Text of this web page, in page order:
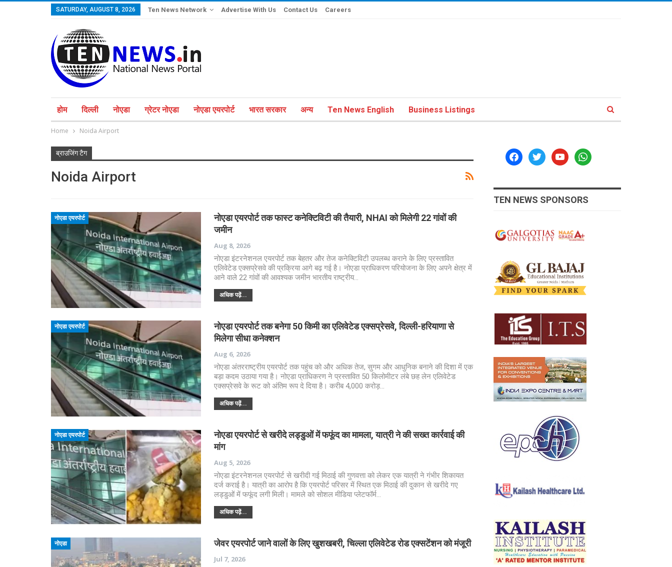
SATURDAY, AUGUST 8, 2026 Ten News Network Advertise With Us Contact Us Careers
होम दिल्ली नोएडा ग्रेटर नोएडा नोएडा एयरपोर्ट भारत सरकार अन्य Ten News English Business Listings
Home Noida Airport
ब्राउजिंग टैग
Noida Airport
नोएडा एयरपोर्ट
नोएडा एयरपोर्ट तक फास्ट कनेक्टिविटी की तैयारी, NHAI को मिलेगी 22 गांवों की
जमीन
Aug 8, 2026
नोएडा इंटरनेशनल एयरपोर्ट तक बेहतर और तेज कनेक्टिविटी उपलब्ध कराने के लिए प्रस्तावित
एलिवेटेड एक्सप्रेसवे की प्रक्रिया आगे बढ़ गई है। नोएडा प्राधिकरण परियोजना के लिए अपने क्षेत्र में
आने वाले 22 गांवों की आवश्यक जमीन भारतीय राष्ट्रीय…
अधिक पढ़ें...
नोएडा एयरपोर्ट
नोएडा एयरपोर्ट तक बनेगा 50 किमी का एलिवेटेड एक्सप्रेसवे, दिल्ली-हरियाणा से
मिलेगा सीधा कनेक्शन
Aug 6, 2026
नोएडा अंतरराष्ट्रीय एयरपोर्ट तक पहुंच को और अधिक तेज, सुगम और आधुनिक बनाने की दिशा में एक
बड़ा कदम उठाया गया है। नोएडा प्राधिकरण ने प्रस्तावित 50 किलोमीटर लंबे छह लेन एलिवेटेड
एक्सप्रेसवे के रूट को अंतिम रूप दे दिया है। करीब 4,000 करोड़…
अधिक पढ़ें...
नोएडा एयरपोर्ट
नोएडा एयरपोर्ट से खरीदे लड्डुओं में फफूंद का मामला, यात्री ने की सख्त कार्रवाई की
मांग
Aug 5, 2026
नोएडा इंटरनेशनल एयरपोर्ट से खरीदी गई मिठाई की गुणवत्ता को लेकर एक यात्री ने गंभीर शिकायत
दर्ज कराई है। यात्री का आरोप है कि एयरपोर्ट परिसर में स्थित एक मिठाई की दुकान से खरीदे गए
लड्डुओं में फफूंद लगी मिली। मामले को सोशल मीडिया प्लेटफॉर्म…
अधिक पढ़ें...
नोएडा जेवर एयरपोर्ट जाने वालों के लिए खुशखबरी, चिल्ला एलिवेटेड रोड एक्सटेंशन को मंजूरी
Jul 7, 2026
facebooktwitteryoutubewhatsapp
TEN NEWS SPONSORS